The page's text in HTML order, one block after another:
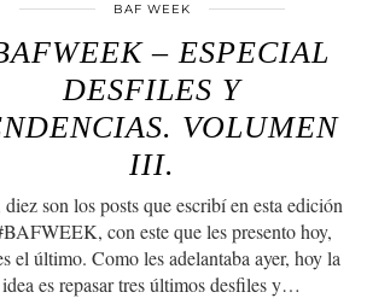
BAF WEEK
– ESPECIAL
DESFILES Y
VOLUMEN
III.
son los posts que escribí en esta edición
con este que les presento hoy,
el último. Como les adelantaba ayer, hoy la
idea es repasar tres últimos desfiles y…